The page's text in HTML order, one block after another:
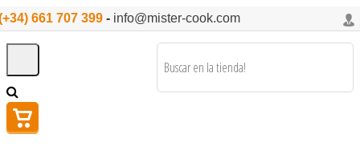
661 707 399 - info@mister-cook.com